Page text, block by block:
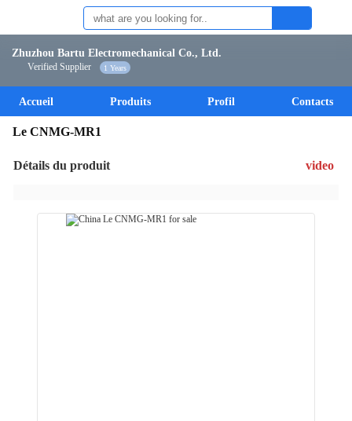
Zhuzhou Bartu Electromechanical Co., Ltd.
Verified Supplier 1 Years
Accueil Produits Profil Contacts
Le CNMG-MR1
Détails du produit video